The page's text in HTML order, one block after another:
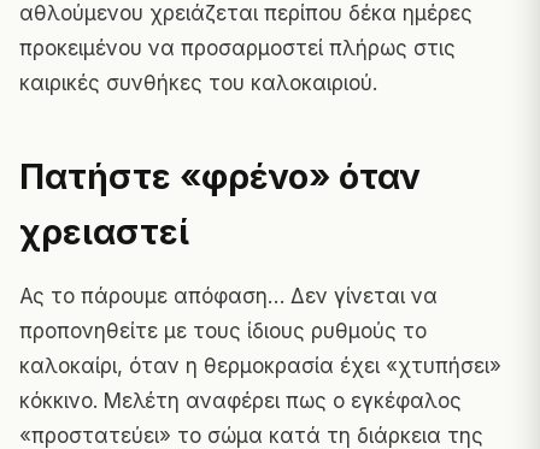
αθλούμενου χρειάζεται περίπου δέκα ημέρες
προκειμένου να προσαρμοστεί πλήρως στις
καιρικές συνθήκες του καλοκαιριού.
Πατήστε «φρένο» όταν
χρειαστεί
Ας το πάρουμε απόφαση… Δεν γίνεται να
προπονηθείτε με τους ίδιους ρυθμούς το
καλοκαίρι, όταν η θερμοκρασία έχει «χτυπήσει»
κόκκινο. Μελέτη αναφέρει πως ο εγκέφαλος
«προστατεύει» το σώμα κατά τη διάρκεια της